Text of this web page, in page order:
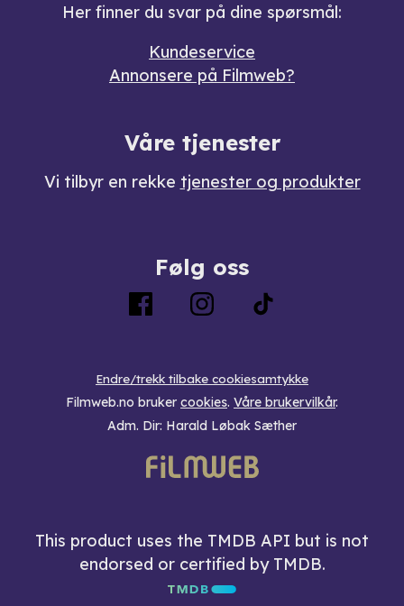
Her finner du svar på dine spørsmål:
Kundeservice
Annonsere på Filmweb?
Våre tjenester
Vi tilbyr en rekke tjenester og produkter
Følg oss
Endre/trekk tilbake cookiesamtykke
Filmweb.no bruker cookies. Våre brukervilkår.
Adm. Dir: Harald Løbak Sæther
This product uses the TMDB API but is not
endorsed or certified by TMDB.